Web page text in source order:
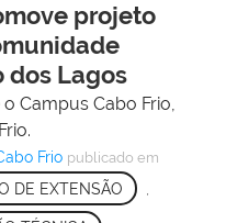
projeto
dos Lagos
Campus Cabo Frio,
Frio publicado em
DE EXTENSÃO